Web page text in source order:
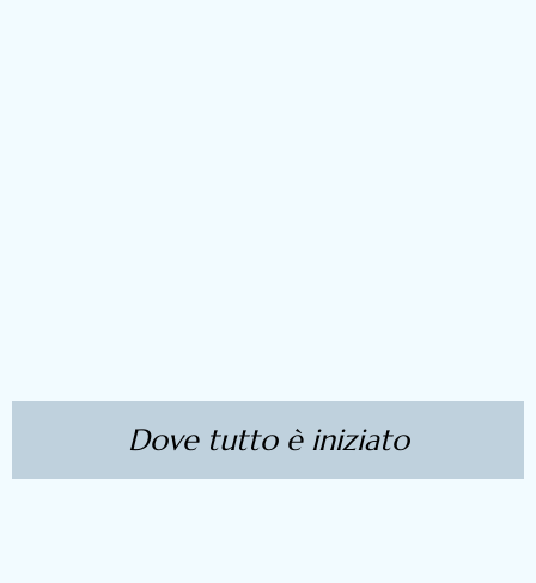
Dove tutto è iniziato